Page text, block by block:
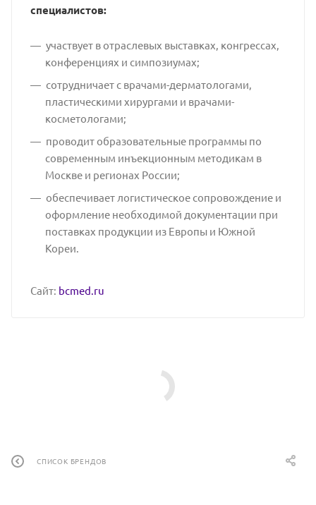
специалистов:
участвует в отраслевых выставках, конгрессах,
конференциях и симпозиумах;
сотрудничает с врачами-дерматологами,
пластическими хирургами и врачами-
косметологами;
проводит образовательные программы по
современным инъекционным методикам в
Москве и регионах России;
обеспечивает логистическое сопровождение и
оформление необходимой документации при
поставках продукции из Европы и Южной
Кореи.
Сайт: bcmed.ru
СПИСОК БРЕНДОВ